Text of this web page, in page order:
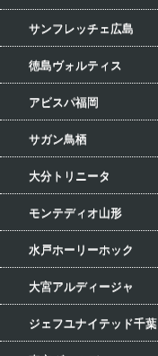
サンフレッチェ広島
徳島ヴォルティス
アビスパ福岡
サガン鳥栖
大分トリニータ
モンテディオ山形
水戸ホーリーホック
大宮アルディージャ
ジェフユナイテッド千葉